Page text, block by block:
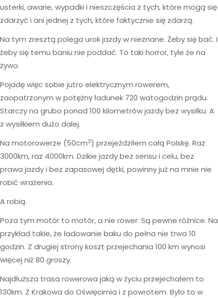
usterki, awarie, wypadki i nieszczęścia z tych, które mogą się
zdarzyć i ani jednej z tych, które faktycznie się zdarzą.
Na tym zresztą polega urok jazdy w nieznane. Żeby się bać. I
żeby się temu baniu nie poddać. To taki horror, tyle że na
żywo.
Pojadę więc sobie jutro elektrycznym rowerem,
zaopatrzonym w potężny ładunek 720 watogodzin prądu.
Starczy na grubo ponad 100 kilometrów jazdy bez wysiłku. A
z wysiłkiem dużo dalej.
Na motorowerze (50cm3) przejeździłem całą Polskę. Raz
3000km, raz 4000km. Dzikie jazdy bez sensu i celu, bez
prawa jazdy i bez zapasowej dętki, powinny już na mnie nie
robić wrażenia.
A robią.
Poza tym motór to motór, a nie rower. Są pewne różnice. Na
przykład takie, że ładowanie baku do pełna nie trwa 10
godzin. Z drugiej strony koszt przejechania 100 km wynosi
więcej niż 80 groszy.
Najdłuższa trasa rowerowa jaką w życiu przejechałem to
130km. Z Krakowa do Oświęcimia i z powrotem. Było to w